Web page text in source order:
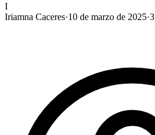
I
Iriamna Caceres·10 de marzo de 2025·3